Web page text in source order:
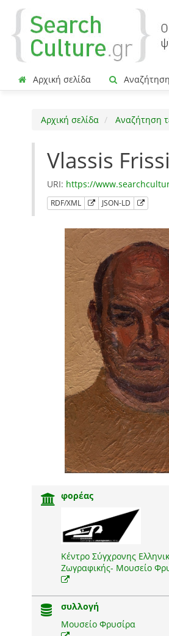
Αρχική σελίδα
Αρχική σελίδα Αναζήτηση
Vlassis
URI: https://
RDF/XML JSON-LD
φορέας
Κέντρο Σύγχρονης
Ζωγραφικής- Μουσείο
συλλογή
Μουσείο Φρυσίρα